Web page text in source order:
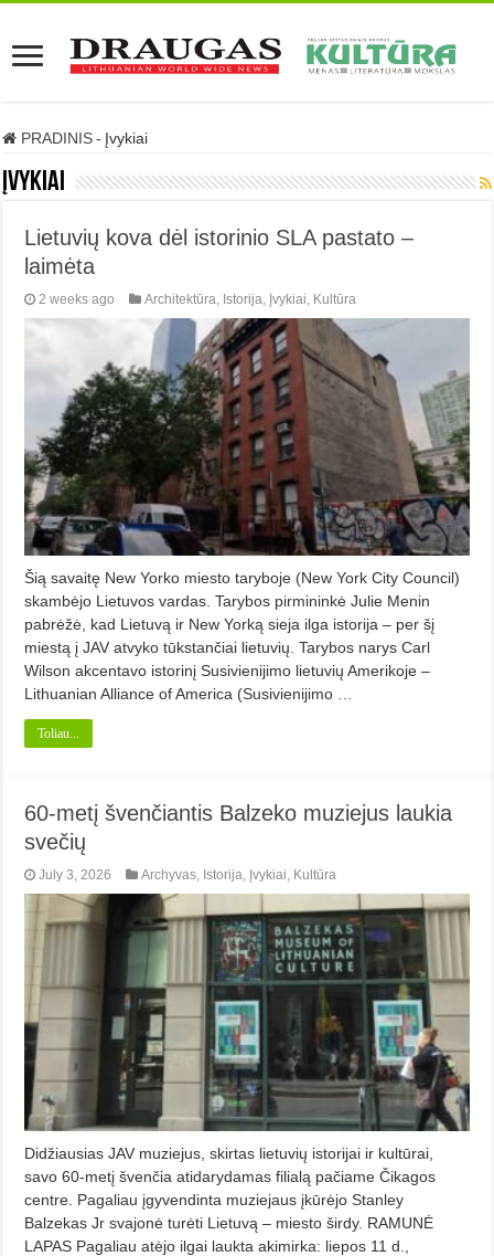
PRADINIS - Įvykiai
Įvykiai
Lietuvių kova dėl istorinio SLA pastato –
laimėta
2 weeks ago Architektūra, Istorija, Įvykiai, Kultūra
Šią savaitę New Yorko miesto taryboje (New York City Council)
skambėjo Lietuvos vardas. Tarybos pirmininkė Julie Menin
pabrėžė, kad Lietuvą ir New Yorką sieja ilga istorija – per šį
miestą į JAV atvyko tūkstančiai lietuvių. Tarybos narys Carl
Wilson akcentavo istorinį Susivienijimo lietuvių Amerikoje –
Lithuanian Alliance of America (Susivienijimo …
Toliau...
60-metį švenčiantis Balzeko muziejus laukia
svečių
July 3, 2026 Archyvas Istorija Įvykiai Kultūra
Didžiausias JAV muziejus, skirtas lietuvių istorijai ir kultūrai,
savo 60-metį švenčia atidarydamas filialą pačiame Čikagos
centre. Pagaliau įgyvendinta muziejaus įkūrėjo Stanley
Balzekas Jr svajonė turėti Lietuvą – miesto širdy. RAMUNĖ
LAPAS Pagaliau atėjo ilgai laukta akimirka: liepos 11 d.,